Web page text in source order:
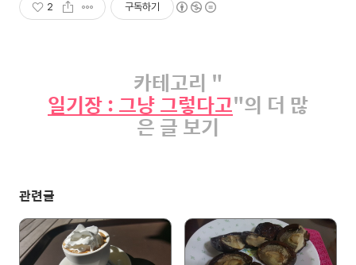
2 구독하기
카테고리 "
일기장 : 그냥 그렇다고"의 더 많
은 글 보기
관련글